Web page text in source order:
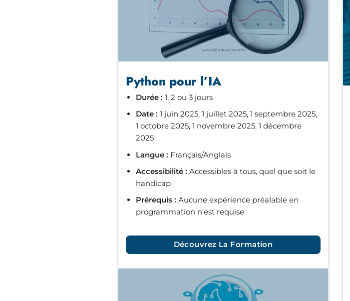
Python pour l’IA
Durée : 1, 2 ou 3 jours
Date : 1 juin 2025, 1 juillet 2025, 1 septembre 2025,
1 octobre 2025, 1 novembre 2025, 1 décembre
2025
Langue : Français/Anglais
Accessibilité : Accessibles à tous, quel que soit le
handicap
Prérequis : Aucune expérience préalable en
programmation n’est requise
Découvrez La Formation